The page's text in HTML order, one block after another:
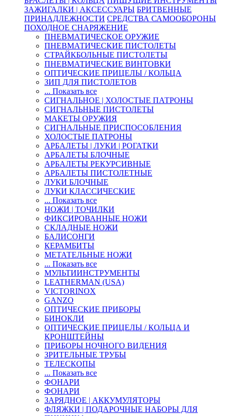
ЗАЖИГАЛКИ | АКСЕССУАРЫ БРИТВЕННЫЕ
ПРИНАДЛЕЖНОСТИ СРЕДСТВА САМООБОРОНЫ
ПОХОДНОЕ СНАРЯЖЕНИЕ
ПНЕВМАТИЧЕСКОЕ ОРУЖИЕ
ПНЕВМАТИЧЕСКИЕ ПИСТОЛЕТЫ
СТРАЙКБОЛЬНЫЕ ПИСТОЛЕТЫ
ПНЕВМАТИЧЕСКИЕ ВИНТОВКИ
ОПТИЧЕСКИЕ ПРИЦЕЛЫ / КОЛЬЦА
ЗИП ДЛЯ ПИСТОЛЕТОВ
... Показать все
СИГНАЛЬНОЕ | ХОЛОСТЫЕ ПАТРОНЫ
СИГНАЛЬНЫЕ ПИСТОЛЕТЫ
МАКЕТЫ ОРУЖИЯ
СИГНАЛЬНЫЕ ПРИСПОСОБЛЕНИЯ
ХОЛОСТЫЕ ПАТРОНЫ
АРБАЛЕТЫ | ЛУКИ | РОГАТКИ
АРБАЛЕТЫ БЛОЧНЫЕ
АРБАЛЕТЫ РЕКУРСИВНЫЕ
АРБАЛЕТЫ ПИСТОЛЕТНЫЕ
ЛУКИ БЛОЧНЫЕ
ЛУКИ КЛАССИЧЕСКИЕ
... Показать все
НОЖИ | ТОЧИЛКИ
ФИКСИРОВАННЫЕ НОЖИ
СКЛАДНЫЕ НОЖИ
БАЛИСОНГИ
КЕРАМБИТЫ
МЕТАТЕЛЬНЫЕ НОЖИ
... Показать все
МУЛЬТИИНСТРУМЕНТЫ
LEATHERMAN (USA)
VICTORINOX
GANZO
ОПТИЧЕСКИЕ ПРИБОРЫ
БИНОКЛИ
ОПТИЧЕСКИЕ ПРИЦЕЛЫ / КОЛЬЦА И
КРОНШТЕЙНЫ
ПРИБОРЫ НОЧНОГО ВИДЕНИЯ
ЗРИТЕЛЬНЫЕ ТРУБЫ
ТЕЛЕСКОПЫ
... Показать все
ФОНАРИ
ФОНАРИ
ЗАРЯДНОЕ | АККУМУЛЯТОРЫ
ФЛЯЖКИ | ПОДАРОЧНЫЕ НАБОРЫ ДЛЯ